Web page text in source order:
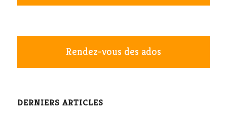
Rendez-vous des ados
DERNIERS ARTICLES